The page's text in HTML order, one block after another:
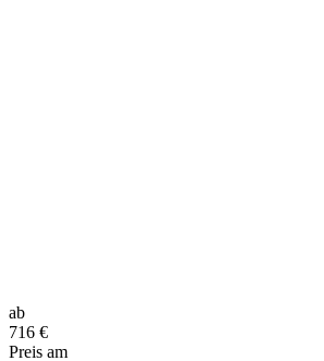
ab
716 €
Preis am